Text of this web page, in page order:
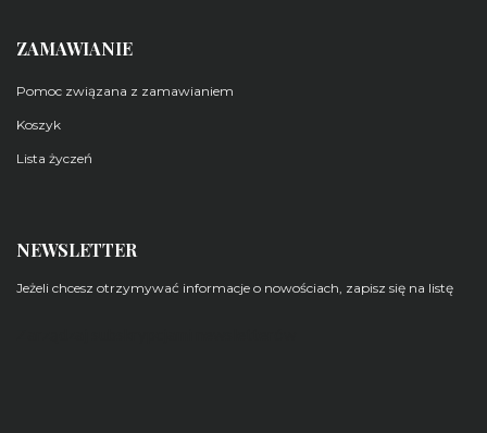
ZAMAWIANIE
Pomoc związana z zamawianiem
Koszyk
Lista życzeń
NEWSLETTER
Jeżeli chcesz otrzymywać informacje o nowościach, zapisz się na listę